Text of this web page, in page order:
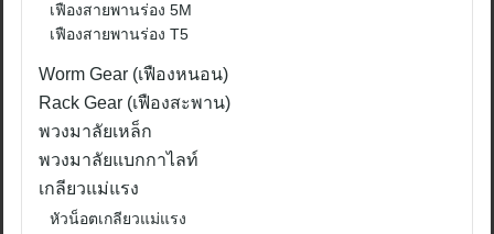
เฟืองสายพานร่อง 5M
เฟืองสายพานร่อง T5
Worm Gear (เฟืองหนอน)
Rack Gear (เฟืองสะพาน)
พวงมาลัยเหล็ก
พวงมาลัยแบกกาไลท์
เกลียวแม่แรง
หัวน็อตเกลียวแม่แรง